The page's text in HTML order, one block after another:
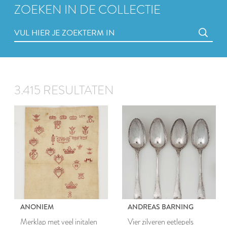
ZOEKEN IN DE COLLECTIE
3.415 RESULTATEN
ANONIEM
Merklap met veel initalen
ANDREAS BARNING
Vier zilveren eetlepels